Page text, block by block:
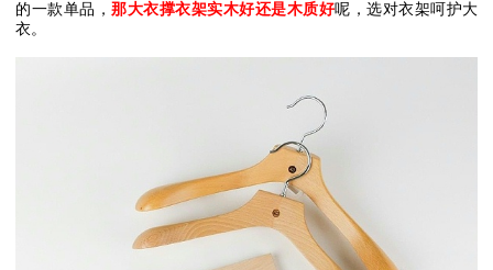
的一款单品， 那大衣撑衣架实木好还是木质好呢，选对衣架呵护大
衣。